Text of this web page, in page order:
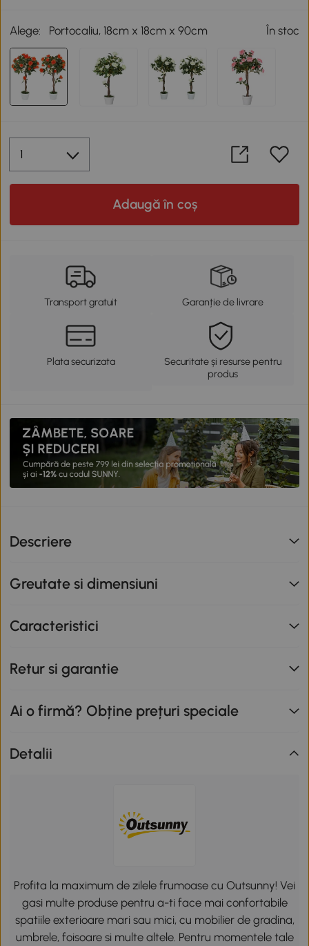
Alege: Portocaliu, 18cm x 18cm x 90cm În stoc
Adaugă în coș
Transport gratuit Garanție de livrare
Plata securizata
Securitate și resurse pentru
produs
Descriere
Greutate si dimensiuni
Caracteristici
Retur si garantie
Ai o firmă? Obține prețuri speciale
Detalii
Profita la maximum de zilele frumoase cu Outsunny! Vei
gasi multe produse pentru a-ti face mai confortabile
spatiile exterioare mari sau mici, cu mobilier de gradina,
umbrele, foisoare si multe altele. Pentru momentele tale